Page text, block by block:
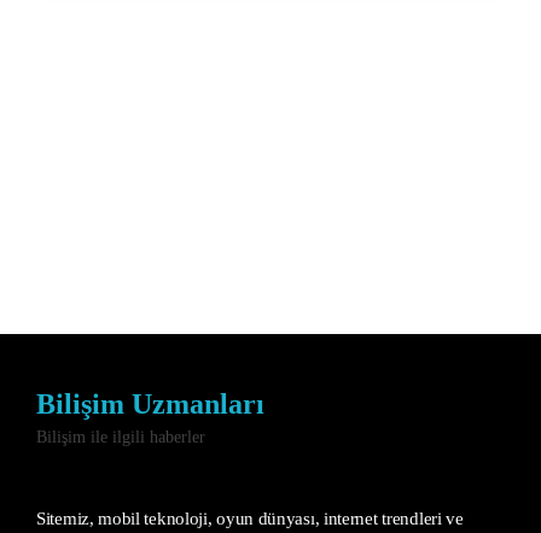
Bilişim Uzmanları
Bilişim ile ilgili haberler
Sitemiz, mobil teknoloji, oyun dünyası, internet trendleri ve